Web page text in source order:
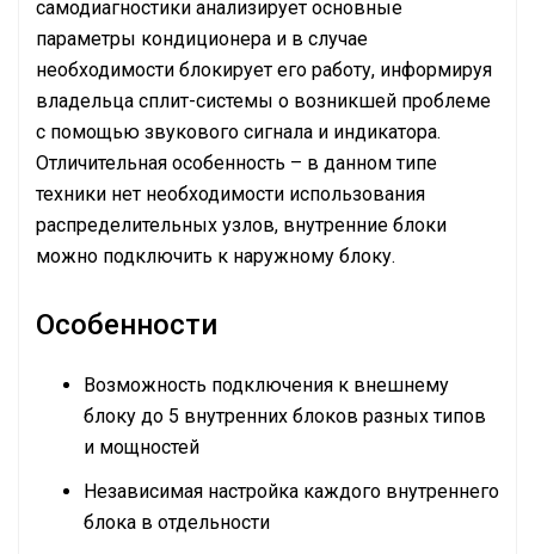
самодиагностики анализирует основные
параметры кондиционера и в случае
необходимости блокирует его работу, информируя
владельца сплит-системы о возникшей проблеме
с помощью звукового сигнала и индикатора.
Отличительная особенность – в данном типе
техники нет необходимости использования
распределительных узлов, внутренние блоки
можно подключить к наружному блоку.
Особенности
Возможность подключения к внешнему
блоку до 5 внутренних блоков разных типов
и мощностей
Независимая настройка каждого внутреннего
блока в отдельности